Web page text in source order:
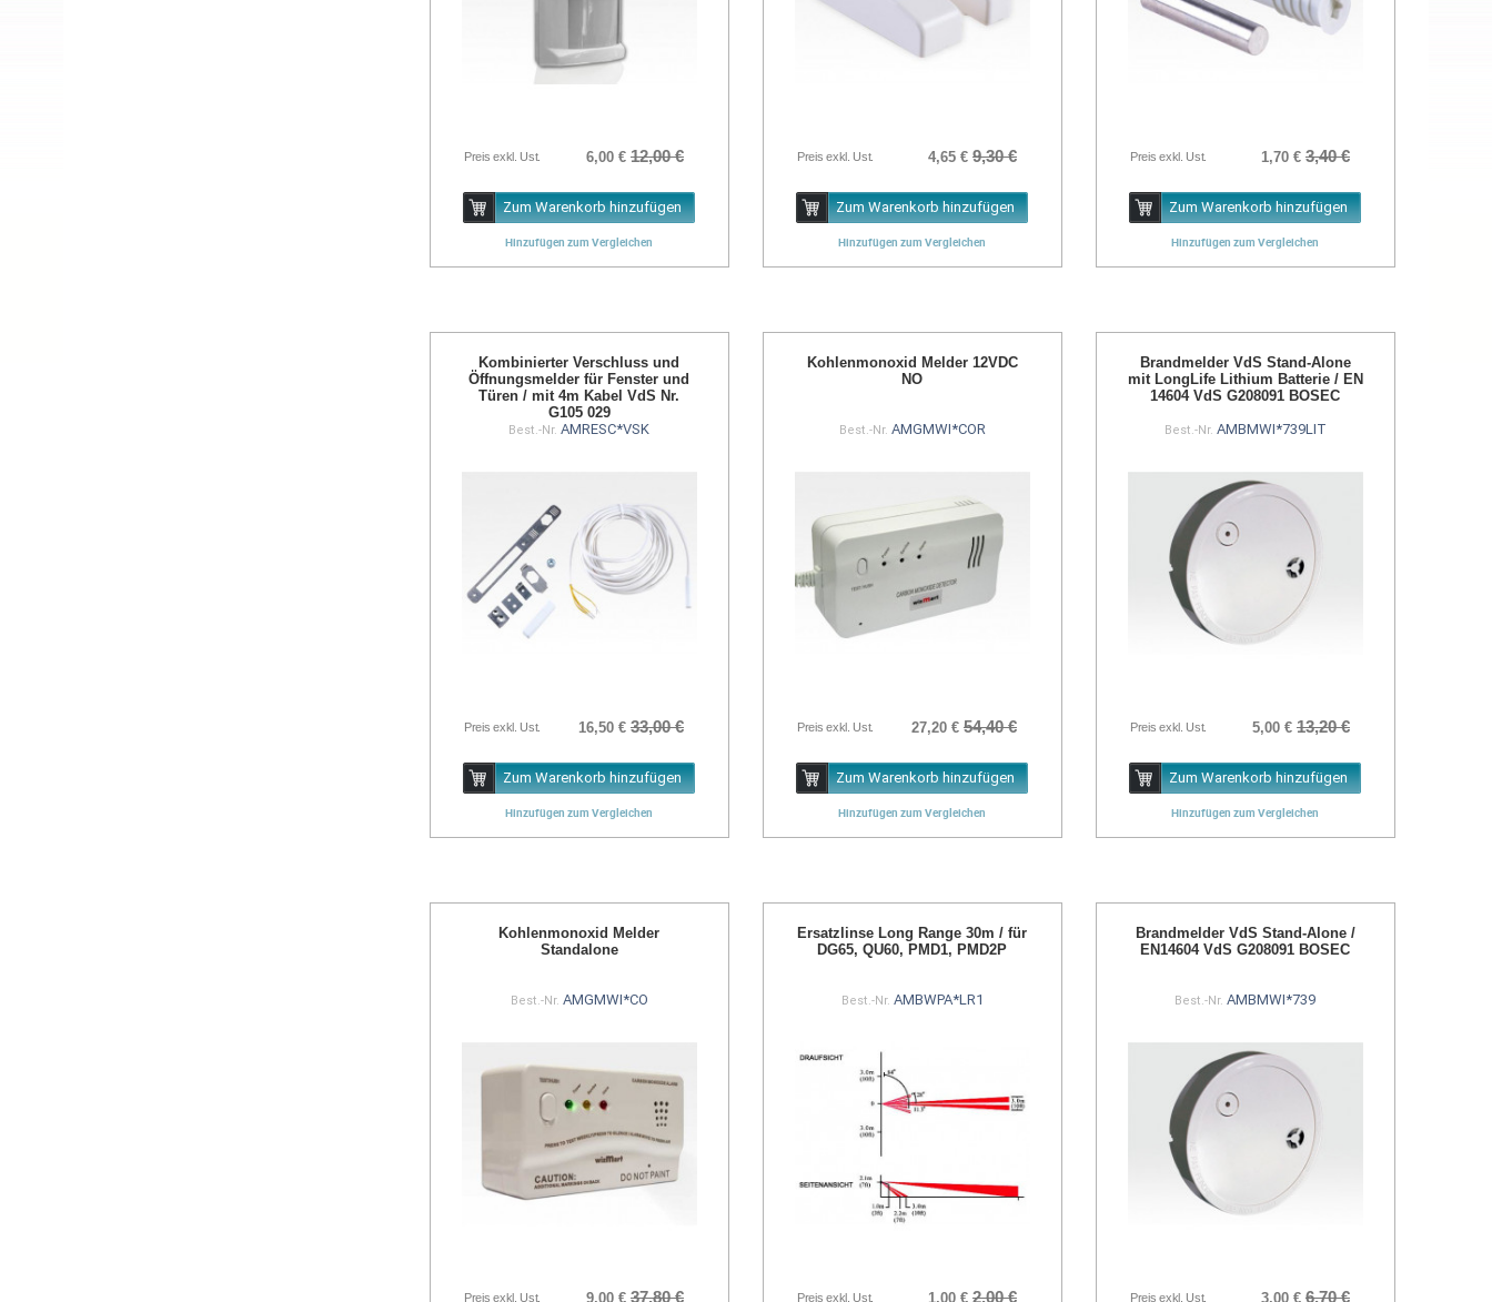
Preis exkl. Ust. 6,00 € 12,00 €
Zum Warenkorb hinzufügen
Hinzufügen zum Vergleichen
Preis exkl. Ust. 4,65 € 9,30 €
Zum Warenkorb hinzufügen
Hinzufügen zum Vergleichen
Preis exkl. Ust. 1,70 € 3,40 €
Zum Warenkorb hinzufügen
Hinzufügen zum Vergleichen
Kombinierter Verschluss und
Öffnungsmelder für Fenster und
Türen / mit 4m Kabel VdS Nr.
G105 029
Best.-Nr.AMRESC*VSK
Preis exkl. Ust. 16,50 € 33,00 €
Zum Warenkorb hinzufügen
Hinzufügen zum Vergleichen
Kohlenmonoxid Melder 12VDC
NO
Best.-Nr. AMGMWI*COR
Preis exkl. Ust. 27,20 € 54,40 €
Zum Warenkorb hinzufügen
Hinzufügen zum Vergleichen
Brandmelder VdS Stand-Alone
mit LongLife Lithium Batterie / EN
14604 VdS G208091 BOSEC
Best.-Nr. AMBMWI*739LIT
Preis exkl. Ust. 5,00 € 13,20 €
Zum Warenkorb hinzufügen
Hinzufügen zum Vergleichen
Kohlenmonoxid Melder
Standalone
Best.-Nr. AMGMWI*CO
Preis exkl. Ust. 9,00 € 37,80 €
Ersatzlinse Long Range 30m / für
DG65, QU60, PMD1, PMD2P
Best.-Nr. AMBWPA*LR1
Preis exkl. Ust. 1,00 € 2,00 €
Brandmelder VdS Stand-Alone /
EN14604 VdS G208091 BOSEC
Best.-Nr.AMBMWI*739
Preis exkl. Ust. 3,00 € 6,70 €